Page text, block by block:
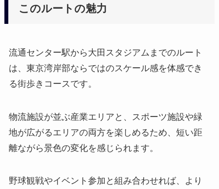
このルートの魅力
流通センター駅から大田スタジアムまでのルート
は、東京湾岸部ならではのスケール感を体感でき
る街歩きコースです。
物流施設が並ぶ産業エリアと、スポーツ施設や緑
地が広がるエリアの両方を楽しめるため、短い距
離ながら景色の変化を感じられます。
野球観戦やイベント参加と組み合わせれば、より